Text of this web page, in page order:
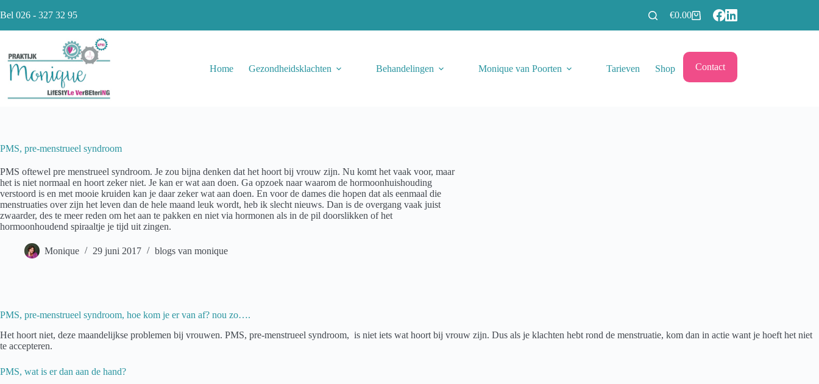
naar
Bel 026 - 327 32 95 Winkelwagen
€0.00
Home Gezondheidsklachten Behandelingen Monique van Poorten Tarieven Shop Contact
PMS, pre-menstrueel syndroom
PMS oftewel pre menstrueel syndroom. Je zou bijna denken dat het hoort bij vrouw zijn. Nu komt het vaak voor, maar
het is niet normaal en hoort zeker niet. Je kan er wat aan doen. Ga opzoek naar waarom de hormoonhuishouding
verstoord is en met mooie kruiden kan je daar zeker wat aan doen. En voor de dames die hopen dat als eenmaal die
menstruaties over zijn het leven dan de hele maand leuk wordt, heb ik slecht nieuws. Dan is de overgang vaak juist
zwaarder, des te meer reden om het aan te pakken en niet via hormonen als in de pil doorslikken of het
hormoonhoudend spiraaltje je tijd uit zingen.
Monique 29 juni 2017 blogs van monique
PMS, pre-menstrueel syndroom, hoe kom je er van af? nou zo….
Het hoort niet, deze maandelijkse problemen bij vrouwen. PMS, pre-menstrueel syndroom, is niet iets wat hoort bij vrouw zijn. Dus als je klachten hebt rond de menstruatie, kom dan in actie want je hoeft het niet
te accepteren.
PMS, wat is er dan aan de hand?